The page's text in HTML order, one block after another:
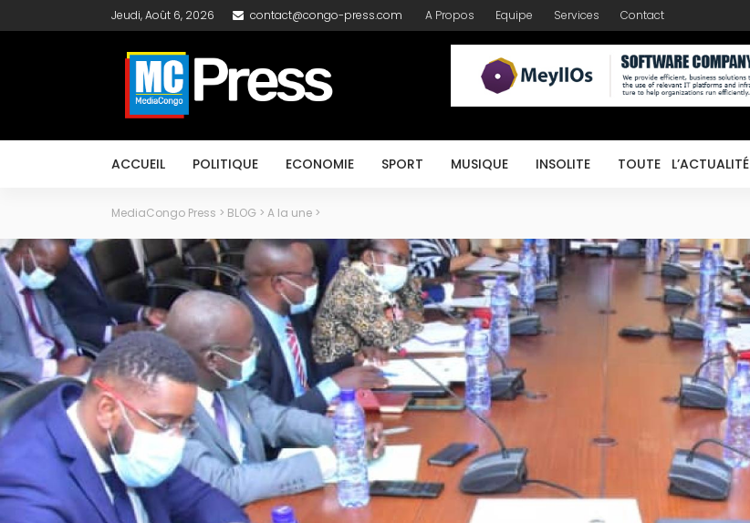
Jeudi, Août 6, 2026 contact@congo-press.com A Propos Equipe Services Contact
ACCUEIL POLITIQUE ECONOMIE SPORT MUSIQUE INSOLITE TOUTE L’ACTUALITÉ
MediaCongo Press > BLOG > A la une >